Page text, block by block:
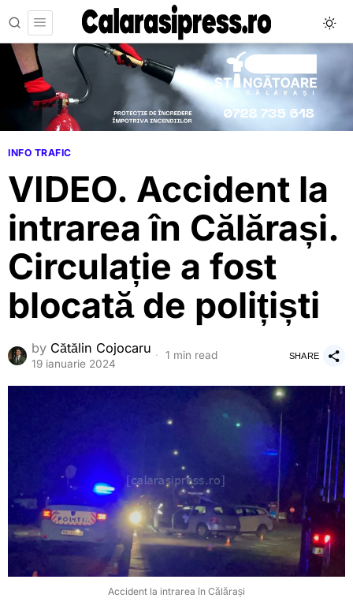
INFO TRAFIC
VIDEO. Accident la
intrarea în Călărași.
Circulație a fost
blocată de polițiști
by Cătălin Cojocaru
19 ianuarie 2024
1 min read SHARE
Accident la intrarea în Călărași